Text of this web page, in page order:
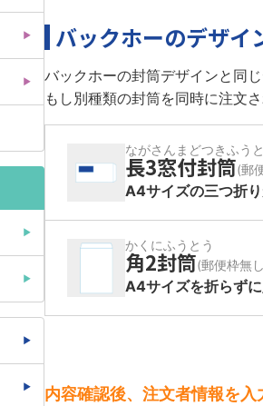
バックホーのデザイ
バックホーの封筒デザインと同
もし別種類の封筒を同時に注文
ながさんまどつきふう
長3窓付封筒(郵
A4サイズの三つ折
かくにふうとう
角2封筒(郵便枠無
A4サイズを折らずに
内容確認後、注文者情報を入